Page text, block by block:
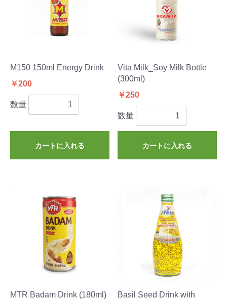
M150 150ml Energy Drink
￥200
数量
カートに入れる
Vita Milk_Soy Milk Bottle
(300ml)
￥250
数量
カートに入れる
MTR Badam Drink (180ml)
Basil Seed Drink with